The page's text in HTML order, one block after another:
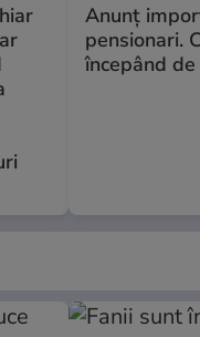
Anunț
pensionari.
începând